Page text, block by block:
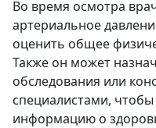
Во время осмотра
артериальное
оценить общее
Также он может
обследования или
специалистами,
информацию о